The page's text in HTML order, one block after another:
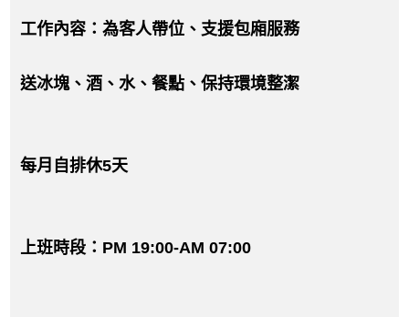
工作內容：為客人帶位、支援包廂服務
送冰塊、酒、水、餐點、保持環境整潔
每月自排休5天
上班時段：PM 19:00-AM 07:00